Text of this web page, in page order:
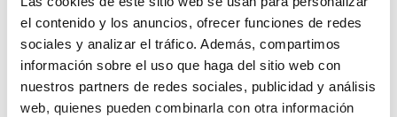
el contenido y los anuncios, ofrecer funciones de redes
sociales y analizar el tráfico. Además, compartimos
información sobre el uso que haga del sitio web con
nuestros partners de redes sociales, publicidad y análisis
web, quienes pueden combinarla con otra información
¿Has olvidado tu contraseña?